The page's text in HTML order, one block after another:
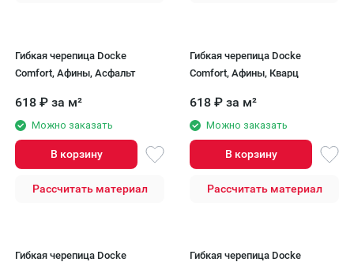
Гибкая черепица Docke
Comfort, Афины, Асфальт
618 ₽ за м²
Можно заказать
В корзину
Рассчитать материал
Гибкая черепица Docke
Comfort, Афины, Кварц
618 ₽ за м²
Можно заказать
В корзину
Рассчитать материал
Гибкая черепица Docke
Гибкая черепица Docke